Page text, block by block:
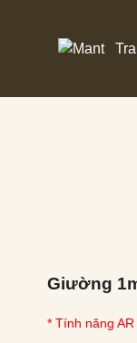
Giường
* Tính năng